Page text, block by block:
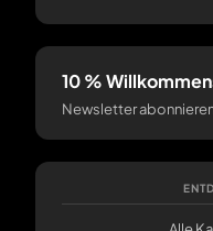
10 %
Newsletter